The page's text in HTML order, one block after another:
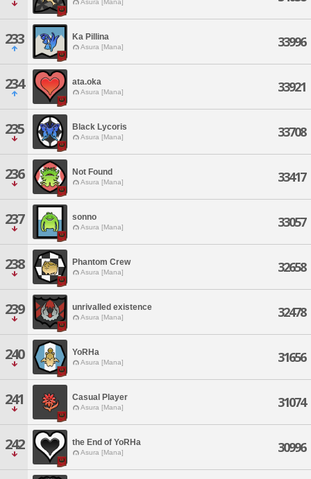
Asura [Mana]
233 Ka Pillina
Asura [Mana] 33996
234 ata.oka
Asura [Mana] 33921
235 Black Lycoris
Asura [Mana] 33708
236 Not Found
Asura [Mana] 33417
237 sonno
Asura [Mana] 33057
238 Phantom Crew
Asura [Mana] 32658
239 unrivalled existence
Asura [Mana] 32478
240 YoRHa
Asura [Mana] 31656
241 Casual Player
Asura [Mana] 31074
242 the End of YoRHa
Asura [Mana] 30996